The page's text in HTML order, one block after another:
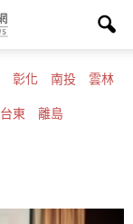
彰化 南投 雲林
台東 離島